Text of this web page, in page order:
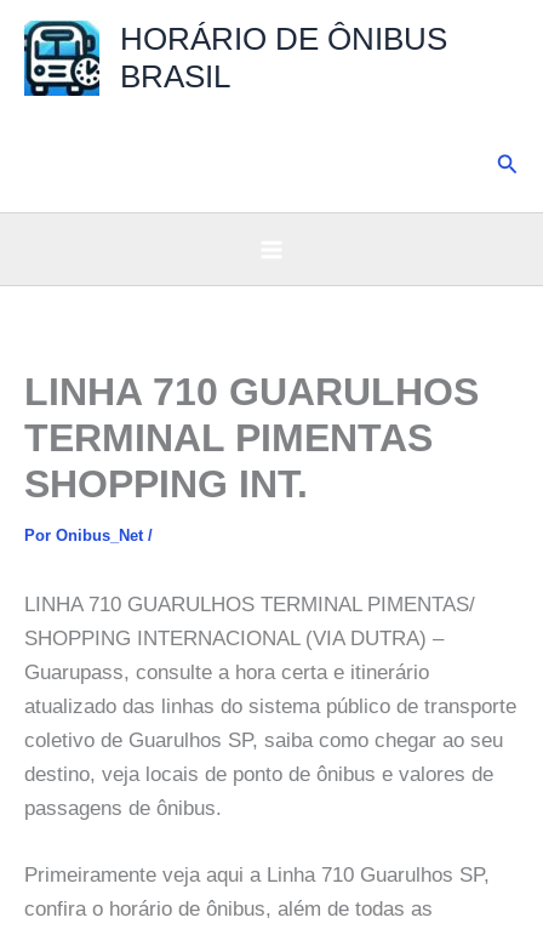
para
HORÁRIO DE ÔNIBUS
BRASIL
LINHA 710 GUARULHOS
TERMINAL PIMENTAS
SHOPPING INT.
Por Onibus_Net /
LINHA 710 GUARULHOS TERMINAL PIMENTAS/
SHOPPING INTERNACIONAL (VIA DUTRA) –
Guarupass, consulte a hora certa e itinerário
atualizado das linhas do sistema público de transporte
coletivo de Guarulhos SP, saiba como chegar ao seu
destino, veja locais de ponto de ônibus e valores de
passagens de ônibus.
Primeiramente veja aqui a Linha 710 Guarulhos SP,
confira o horário de ônibus, além de todas as